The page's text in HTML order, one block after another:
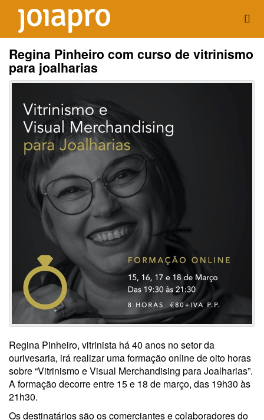
Regina Pinheiro com curso de vitrinismo
para joalharias
Regina Pinheiro, vitrinista há 40 anos no setor da
ourivesaria, irá realizar uma formação online de oito horas
sobre “Vitrinismo e Visual Merchandising para Joalharias”.
A formação decorre entre 15 e 18 de março, das 19h30 às
21h30.
Os destinatários são os comerciantes e colaboradores do